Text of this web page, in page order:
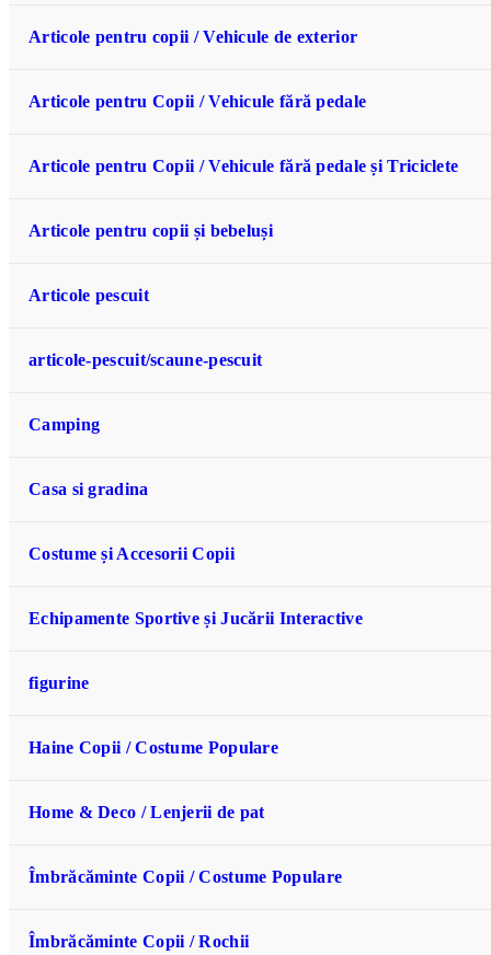
Articole pentru copii / Vehicule de exterior
Articole pentru Copii / Vehicule fără pedale
Articole pentru Copii / Vehicule fără pedale și Triciclete
Articole pentru copii și bebeluși
Articole pescuit
articole-pescuit/scaune-pescuit
Camping
Casa si gradina
Costume și Accesorii Copii
Echipamente Sportive și Jucării Interactive
figurine
Haine Copii / Costume Populare
Home & Deco / Lenjerii de pat
Îmbrăcăminte Copii / Costume Populare
Îmbrăcăminte Copii / Rochii